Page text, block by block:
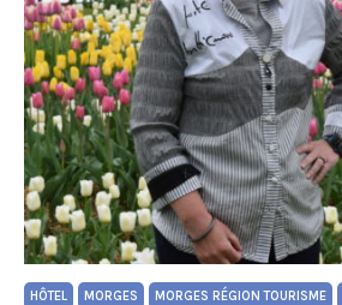
HÔTEL MORGES MORGES RÉGION TOURISME